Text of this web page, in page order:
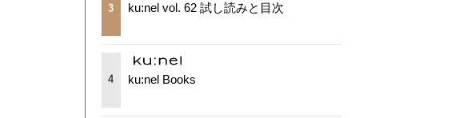
3 ku:nel vol. 62 試し読みと目次
4 ku:nel Books